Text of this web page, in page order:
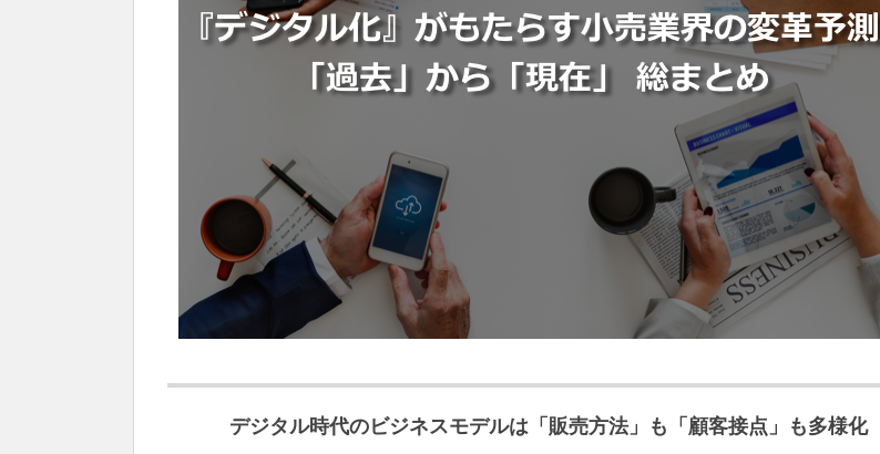
デジタル時代のビジネスモデルは「販売方法」も「顧客接点」も多様化